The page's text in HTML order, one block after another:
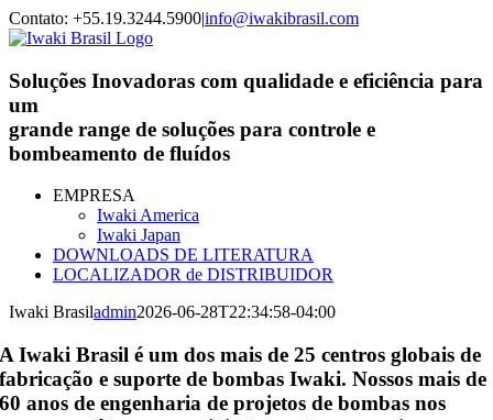
Skip
to
Contato: +55.19.3244.5900|info@iwakibrasil.com
Soluções Inovadoras com qualidade e eficiência para
um
grande range de soluções para controle e
bombeamento de fluídos
EMPRESA
Iwaki America
Iwaki Japan
DOWNLOADS DE LITERATURA
LOCALIZADOR de DISTRIBUIDOR
Iwaki Brasiladmin2026-06-28T22:34:58-04:00
A Iwaki Brasil é um dos mais de 25 centros globais de
fabricação e suporte de bombas Iwaki. Nossos mais de
60 anos de engenharia de projetos de bombas nos